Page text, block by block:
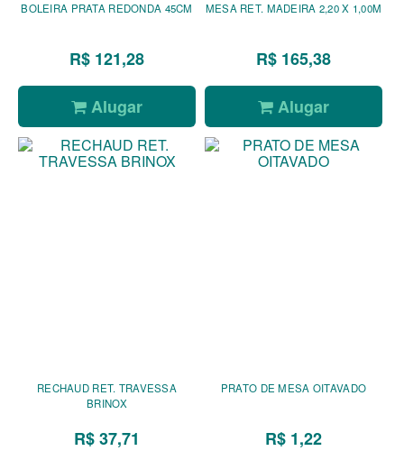
BOLEIRA PRATA REDONDA 45CM
R$ 121,28
Alugar
MESA RET. MADEIRA 2,20 X 1,00M
R$ 165,38
Alugar
RECHAUD RET. TRAVESSA
BRINOX
R$ 37,71
PRATO DE MESA OITAVADO
R$ 1,22